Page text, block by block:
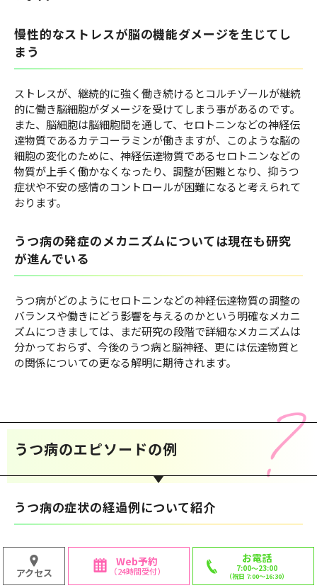
慢性的なストレスが脳の機能ダメージを生じてし
まう
ストレスが、継続的に強く働き続けるとコルチゾールが継続
的に働き脳細胞がダメージを受けてしまう事があるのです。
また、脳細胞は脳細胞間を通して、セロトニンなどの神経伝
達物質であるカテコーラミンが働きますが、このような脳の
細胞の変化のために、神経伝達物質であるセロトニンなどの
物質が上手く働かなくなったり、調整が困難となり、抑うつ
症状や不安の感情のコントロールが困難になると考えられて
おります。
うつ病の発症のメカニズムについては現在も研究
が進んでいる
うつ病がどのようにセロトニンなどの神経伝達物質の調整の
バランスや働きにどう影響を与えるのかという明確なメカニ
ズムにつきましては、まだ研究の段階で詳細なメカニズムは
分かっておらず、今後のうつ病と脳神経、更には伝達物質と
の関係についての更なる解明に期待されます。
うつ病のエピソードの例
うつ病の症状の経過例について紹介
うつ病の症状や経過はお一人お一人異なります。ここではあ
くまでも症状の経過を分かりやすくするための例として典型
的なうつ病の症状を盛り込んでエピソードを作成してみまし
アクセス
Web予約
（24時間受付）
お電話
7:00〜23:00
（祝日 7:00〜16:30）